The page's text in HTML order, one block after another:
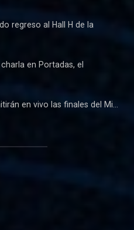
regreso al Hall H de la
en Portadas, el
en vivo las finales del Mi...